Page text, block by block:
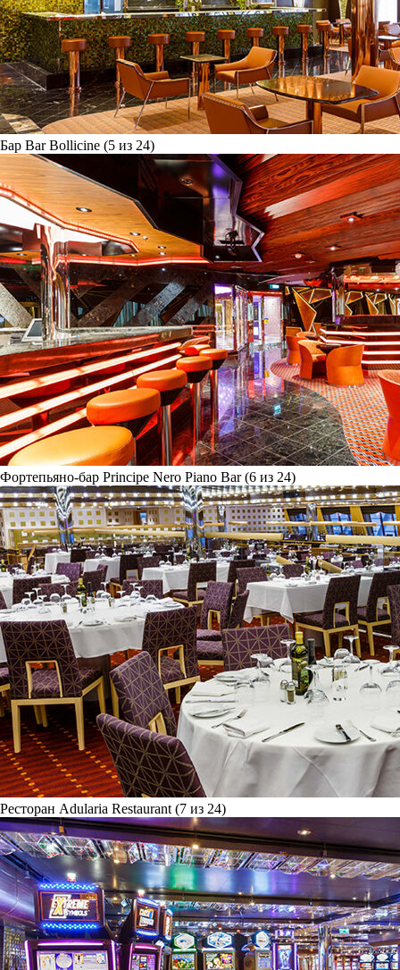
Бар Bar Bollicine (5 из 24)
Фортепьяно-бар Principe Nero Piano Bar (6 из 24)
Ресторан Adularia Restaurant (7 из 24)